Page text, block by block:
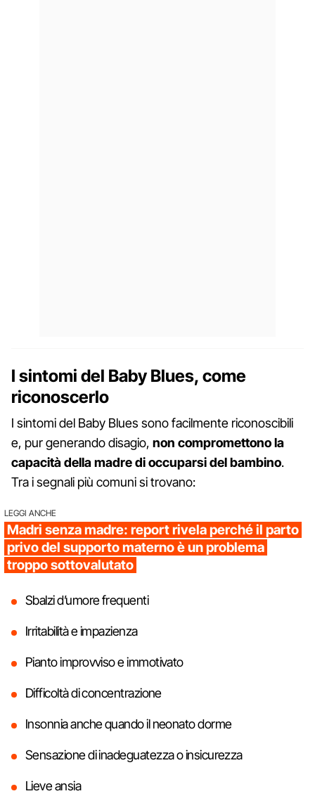
I sintomi del Baby Blues, come
riconoscerlo
I sintomi del Baby Blues sono facilmente riconoscibili
e, pur generando disagio, non compromettono la
capacità della madre di occuparsi del bambino.
Tra i segnali più comuni si trovano:
LEGGI ANCHE
Madri senza madre: report rivela perché il parto
privo del supporto materno è un problema
troppo sottovalutato
Sbalzi d’umore frequenti
Irritabilità e impazienza
Pianto improvviso e immotivato
Difficoltà di concentrazione
Insonnia anche quando il neonato dorme
Sensazione di inadeguatezza o insicurezza
Lieve ansia